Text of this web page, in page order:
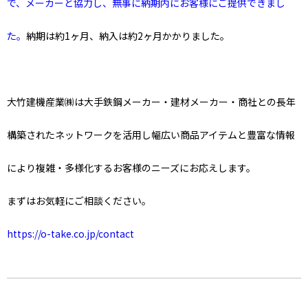
で、メーカーと協力し、無事に納期内にお客様にご提供できまし
た。 納期は約1ヶ月、納入は約2ヶ月かかりました。
大竹建機産業㈱は大手鉄鋼メーカー・建材メーカー・商社との長年
構築されたネットワークを活用し幅広い商品アイテムと豊富な情報
により複雑・多様化するお客様のニーズにお応えします。
まずはお気軽にご相談ください。
https://o-take.co.jp/contact